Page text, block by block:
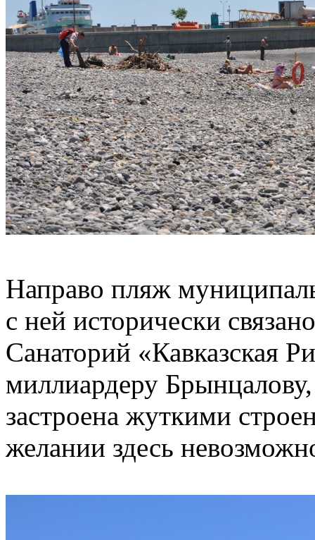
Направо пляж
с ней исторически
Санаторий «Кавказская
миллиардеру
застроена жуткими
желании здесь